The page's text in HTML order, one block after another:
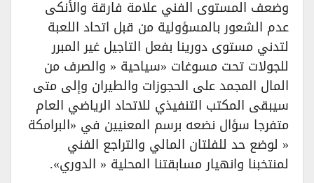
وضعف المستوى الفني علامة فارقة والأنكى
عدم الشعور بالمسؤولية من قبل اتحاد اللعبة
لتدني مستوى دورينا بفعل التاجيل غير المبرر
للجولات تحت مسوغات «سياحية « والصرف من
المال المجمد على الحجوزات والطيران وإلى متى
سيبقى المكتب التنفيذي للاتحاد الرياضي العام
متفرجا سؤال نضعه برسم المعنيين في «البرامكة
« لوضع حد للفلتان المالي والتراجع الفني
لمنتخبنا وانهيار مسابقتنا المحلية « الدوري».